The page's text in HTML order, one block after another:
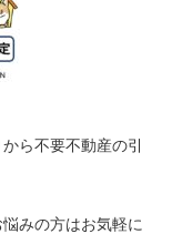
ら不要不動産の引
みの方はお気軽に